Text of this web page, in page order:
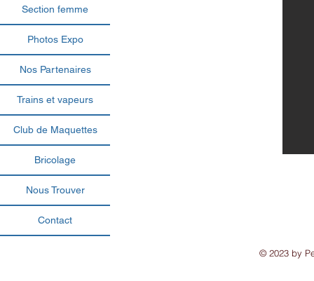
Section femme
Photos Expo
Nos Partenaires
Trains et vapeurs
Club de Maquettes
Bricolage
Nous Trouver
Contact
© 2023 by